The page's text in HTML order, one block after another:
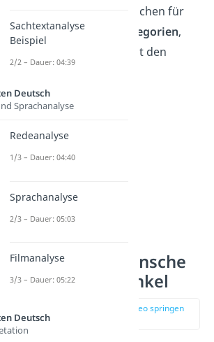
mit unseren Glückwünschen für
Oma,sortiert nach Kategorien,
findest du mit Sicherheit den
Geburtstagswünsche
für Oma vom Enkel
zur Stelle im Video springen
Sachtextanalyse
Beispiel
2/2 – Dauer: 04:39
Deutsch
Sprachanalyse
Redeanalyse
1/3 – Dauer: 04:40
Sprachanalyse
2/3 – Dauer: 05:03
Filmanalyse
3/3 – Dauer: 05:22
Deutsch